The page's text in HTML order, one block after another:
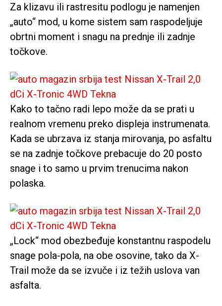
Za klizavu ili rastresitu podlogu je namenjen
„auto“ mod, u kome sistem sam raspodeljuje
obrtni moment i snagu na prednje ili zadnje
točkove.
Kako to tačno radi lepo može da se prati u
realnom vremenu preko displeja instrumenata.
Kada se ubrzava iz stanja mirovanja, po asfaltu
se na zadnje točkove prebacuje do 20 posto
snage i to samo u prvim trenucima nakon
polaska.
„Lock“ mod obezbeđuje konstantnu raspodelu
snage pola-pola, na obe osovine, tako da X-
Trail može da se izvuče i iz težih uslova van
asfalta.